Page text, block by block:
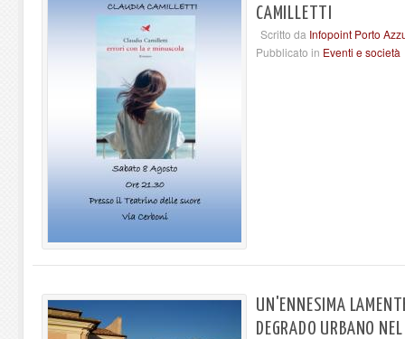
CAMILLETTI
Scritto da Infopoint Porto
Pubblicato in Eventi e società
UN'ENNESIMA
DEGRADO URBANO